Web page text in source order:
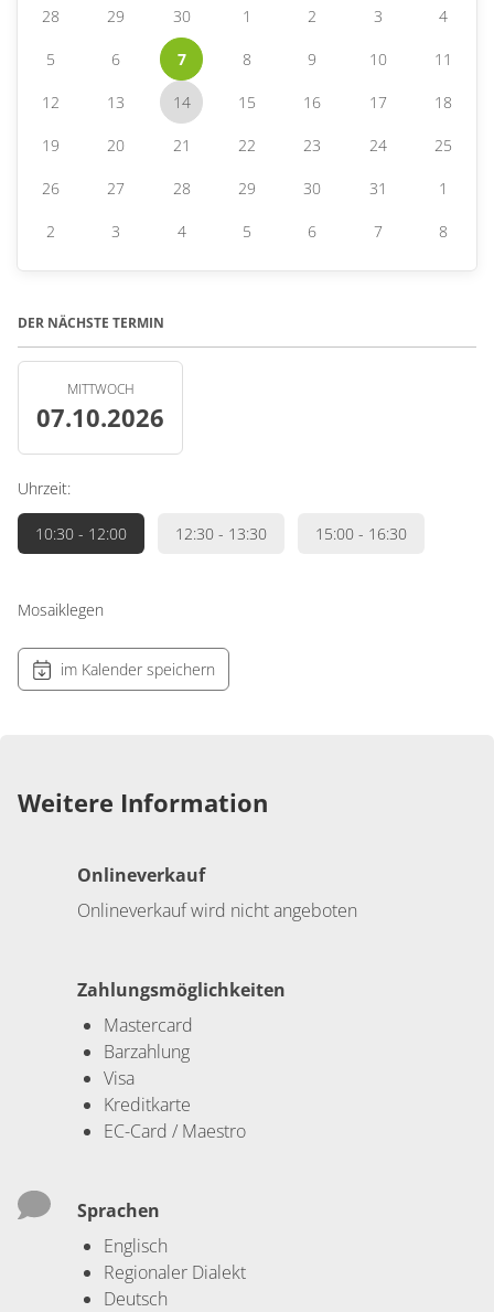
28 29 30 1 2 3 4
5 6 7 8 9 10 11
12 13 14 15 16 17 18
19 20 21 22 23 24 25
26 27 28 29 30 31 1
2 3 4 5 6 7 8
DER NÄCHSTE TERMIN
MITTWOCH
07.10.2026
Uhrzeit:
10:30 - 12:00 12:30 - 13:30 15:00 - 16:30
Mosaiklegen
im Kalender speichern
Weitere Information
Onlineverkauf
Onlineverkauf wird nicht angeboten
Zahlungsmöglichkeiten
Mastercard
Barzahlung
Visa
Kreditkarte
EC-Card / Maestro
Sprachen
Englisch
Regionaler Dialekt
Deutsch